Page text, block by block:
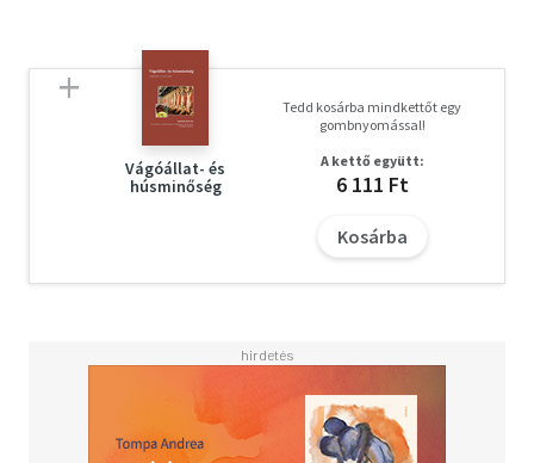
a könyv.
Eredményes állattartást és kellemes kikapcsolódást
kívánok minden leendő és gyakorlott nyúltartónak!
Vágóállat- és
húsminőség
Tedd kosárba mindkettőt egy
gombnyomással!
A kettő együtt:
6 111 Ft
Kosárba